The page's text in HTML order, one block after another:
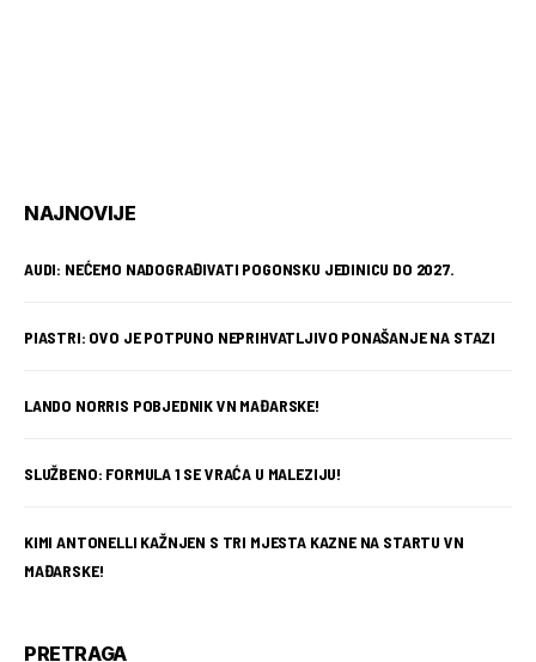
NAJNOVIJE
AUDI: NEĆEMO NADOGRAĐIVATI POGONSKU JEDINICU DO 2027.
PIASTRI: OVO JE POTPUNO NEPRIHVATLJIVO PONAŠANJE NA STAZI
LANDO NORRIS POBJEDNIK VN MAĐARSKE!
SLUŽBENO: FORMULA 1 SE VRAĆA U MALEZIJU!
KIMI ANTONELLI KAŽNJEN S TRI MJESTA KAZNE NA STARTU VN
MAĐARSKE!
PRETRAGA